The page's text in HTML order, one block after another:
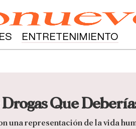
ENTRETENIMIENTO
Que
una representación de la vida